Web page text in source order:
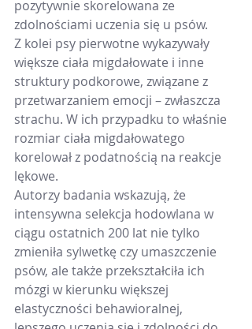
pozytywnie skorelowana ze
zdolnościami uczenia się u psów.
Z kolei psy pierwotne wykazywały
większe ciała migdałowate i inne
struktury podkorowe, związane z
przetwarzaniem emocji – zwłaszcza
strachu. W ich przypadku to właśnie
rozmiar ciała migdałowatego
korelował z podatnością na reakcje
lękowe.
Autorzy badania wskazują, że
intensywna selekcja hodowlana w
ciągu ostatnich 200 lat nie tylko
zmieniła sylwetkę czy umaszczenie
psów, ale także przekształciła ich
mózgi w kierunku większej
elastyczności behawioralnej,